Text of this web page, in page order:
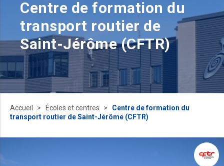
Centre de formation du
transport routier de
Saint-Jérôme (CFTR)
Accueil Écoles et centres
Centre de formation du
transport routier de Saint-Jérôme (CFTR)